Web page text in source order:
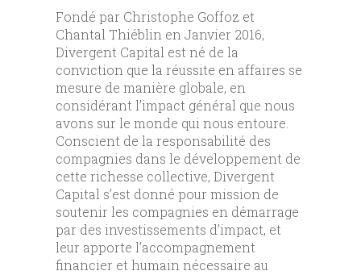
Fondé par Christophe Goffoz et
Chantal Thiéblin en Janvier 2016,
Divergent Capital est né de la
conviction que la réussite en affaires se
mesure de manière globale, en
considérant l’impact général que nous
avons sur le monde qui nous entoure.
Conscient de la responsabilité des
compagnies dans le développement de
cette richesse collective, Divergent
Capital s’est donné pour mission de
soutenir les compagnies en démarrage
par des investissements d’impact, et
leur apporte l’accompagnement
financier et humain nécessaire au